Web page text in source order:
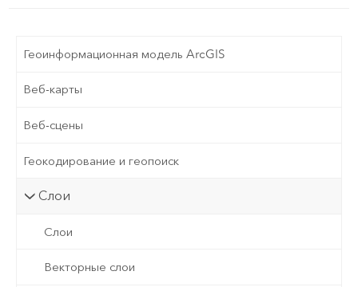
Геоинформационная модель ArcGIS
Веб-карты
Веб-сцены
Геокодирование и геопоиск
Слои
Слои
Векторные слои